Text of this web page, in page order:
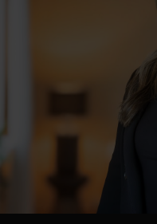
Kontor og
Digital
Styling og
Kjøpsmegling